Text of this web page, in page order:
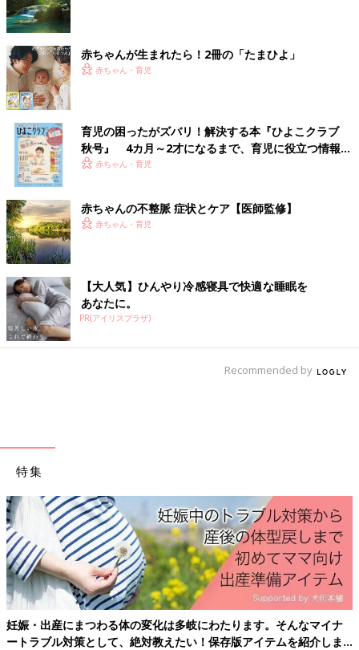
赤ちゃんが生まれたら！2冊の「たまひよ」
赤ちゃん・育児
育児の困ったがズバリ！解決する本『ひよこクラブ
秋号』 4カ月～2才になるまで、育児に役立つ情報が
いっぱい！
赤ちゃん・育児
赤ちゃんの不整脈 症状とケア【医師監修】
赤ちゃん・育児
【大人気】ひんやり冷感寝具で快適な睡眠を
あなたに。
PR(アイリスプラザ)
Recommended by
特集
妊娠・出産にまつわる体の変化は多岐にわたります。そんなマイナ
ートラブル対策として、絶対教えたい！保存版アイテムを紹介しま